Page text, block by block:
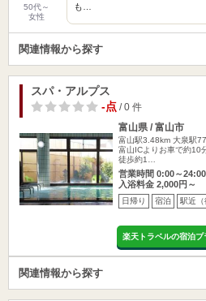
50代～
女性
も…
関連情報から探す
スパ・アルプス
-点/ 0 件
富山県 / 富山市
富山駅3.48km 大泉駅
富山ICよりお車で約10
徒歩約1…
営業時間 0:00～24:00
入浴料金 2,000円～
日帰り 宿泊 駅近（
楽天トラベルの宿泊プ
関連情報から探す